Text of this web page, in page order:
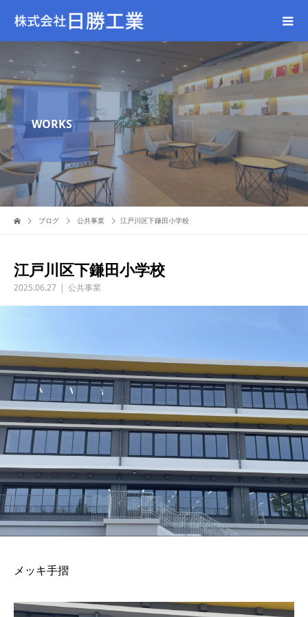
WORKS
ブログ 公共事業 江戸川区下鎌田小学校
江戸川区下鎌田小学校
2025.06.27 公共事業
メッキ手摺